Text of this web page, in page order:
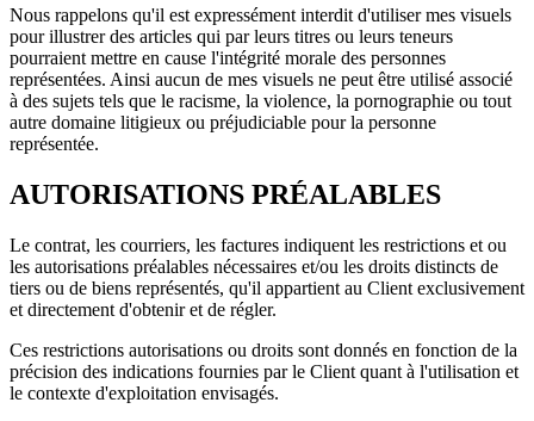
Nous rappelons qu'il est expressément interdit d'utiliser mes visuels
pour illustrer des articles qui par leurs titres ou leurs teneurs
pourraient mettre en cause l'intégrité morale des personnes
représentées. Ainsi aucun de mes visuels ne peut être utilisé associé
à des sujets tels que le racisme, la violence, la pornographie ou tout
autre domaine litigieux ou préjudiciable pour la personne
représentée.
AUTORISATIONS PRÉALABLES
Le contrat, les courriers, les factures indiquent les restrictions et ou
les autorisations préalables nécessaires et/ou les droits distincts de
tiers ou de biens représentés, qu'il appartient au Client exclusivement
et directement d'obtenir et de régler.
Ces restrictions autorisations ou droits sont donnés en fonction de la
précision des indications fournies par le Client quant à l'utilisation et
le contexte d'exploitation envisagés.